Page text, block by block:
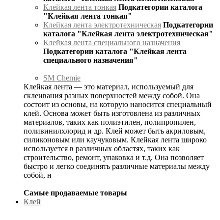
Клейкая лента тонкая Подкатегории каталога
"Клейкая лента тонкая"
Клейкая лента электротехническая Подкатегории
каталога "Клейкая лента электротехническая"
Клейкая лента специального назначения
Подкатегории каталога "Клейкая лента
специального назначения"
SM Chemie
Клейкая лента — это материал, используемый для
склеивания разных поверхностей между собой. Она
состоит из основы, на которую наносится специальный
клей. Основа может быть изготовлена из различных
материалов, таких как полиэтилен, полипропилен,
поливинилхлорид и др. Клей может быть акриловым,
силиконовым или каучуковым. Клейкая лента широко
используется в различных областях, таких как
строительство, ремонт, упаковка и т.д. Она позволяет
быстро и легко соединять различные материалы между
собой, н
Самые продаваемые товары
Клей